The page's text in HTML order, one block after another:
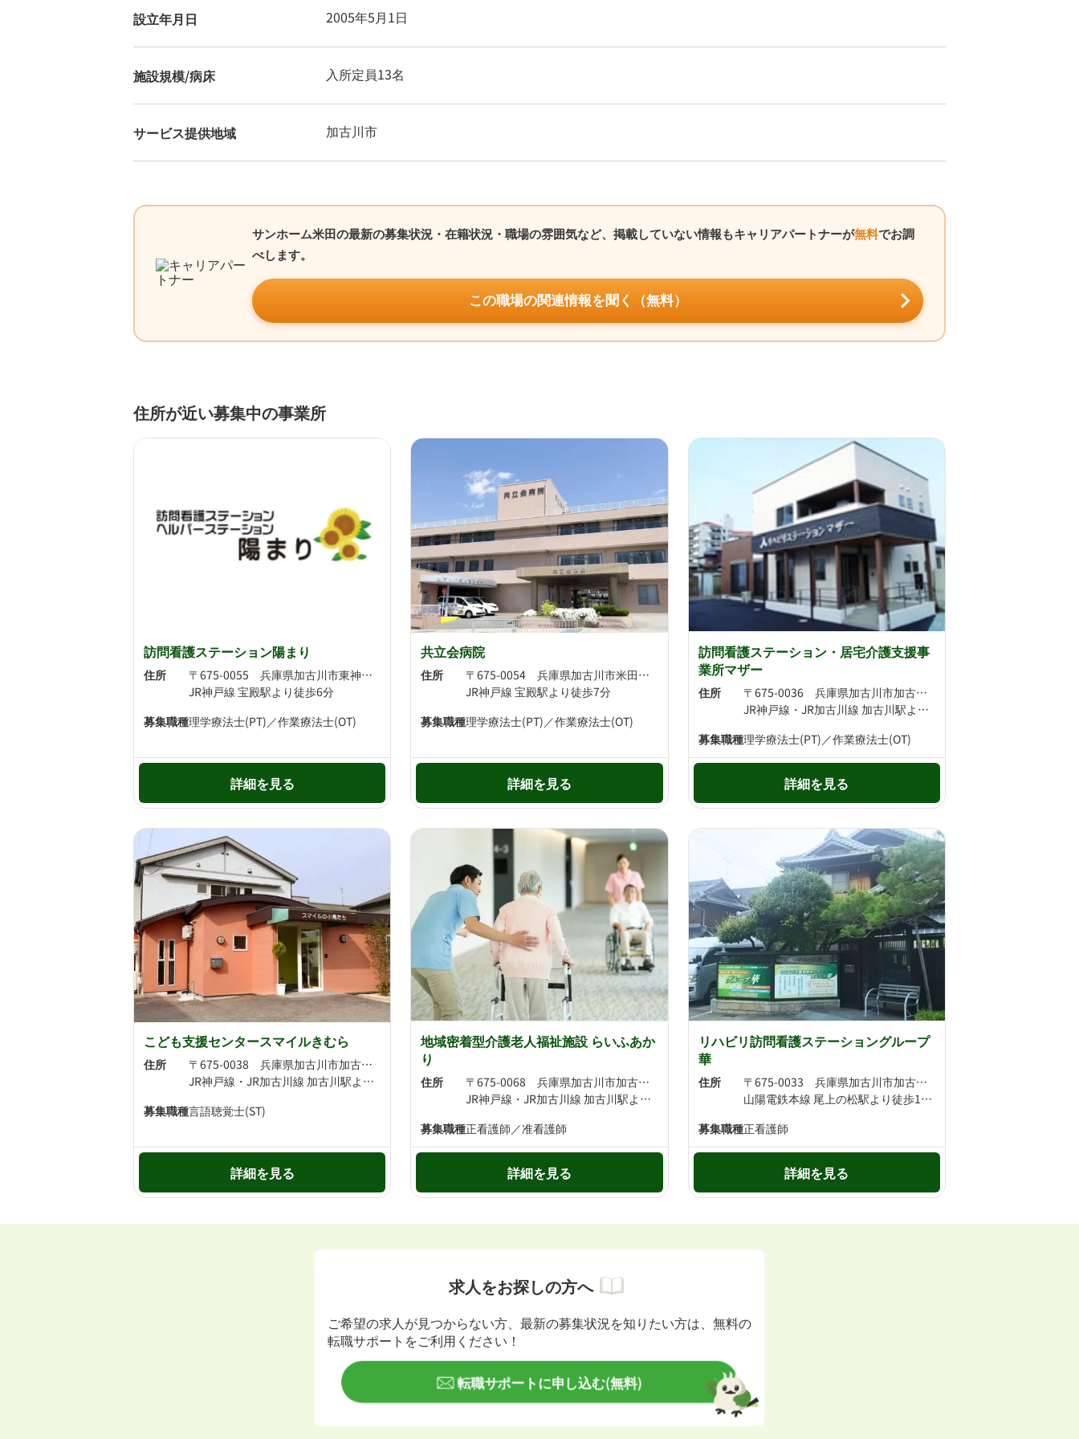
設立年月日 2005年5月1日
施設規模/病床 入所定員13名
サービス提供地域 加古川市
サンホーム米田の最新の募集状況・在籍状況・職場の雰囲気など、掲載していない情報もキャリアパートナーが無料でお調
べします。
この職場の関連情報を聞く（無料）
住所が近い募集中の事業所
訪問看護ステーション陽まり
住所
〒675-0055 兵庫県加古川市東神吉町西井ノ口623-4
JR神戸線 宝殿駅より徒歩6分
募集職種理学療法士(PT)／作業療法士(OT)
詳細を見る
共立会病院
住所
〒675-0054 兵庫県加古川市米田町平津596
JR神戸線 宝殿駅より徒歩7分
募集職種理学療法士(PT)／作業療法士(OT)
詳細を見る
訪問看護ステーション・居宅介護支援事
業所マザー
住所
〒675-0036 兵庫県加古川市加古川町西河原138-1
JR神戸線・JR加古川線 加古川駅より徒歩21分 JR神戸線 宝殿駅より徒歩24分
募集職種理学療法士(PT)／作業療法士(OT)
詳細を見る
こども支援センタースマイルきむら
住所
〒675-0038 兵庫県加古川市加古川町木村708
JR神戸線・JR加古川線 加古川駅より徒歩21分 山陽電鉄本線 尾上の松駅より徒歩24分
募集職種言語聴覚士(ST)
詳細を見る
地域密着型介護老人福祉施設 らいふあか
り
住所
〒675-0068 兵庫県加古川市加古川町中津557-1
JR神戸線・JR加古川線 加古川駅より徒歩11分 JR加古川線 日岡駅より徒歩16分
募集職種正看護師／准看護師
詳細を見る
リハビリ訪問看護ステーショングループ
華
住所
〒675-0033 兵庫県加古川市加古川町南備後51-7
山陽電鉄本線 尾上の松駅より徒歩11分 山陽電鉄本線 高砂駅より徒歩23分
募集職種正看護師
詳細を見る
求人をお探しの方へ
ご希望の求人が見つからない方、最新の募集状況を知りたい方は、無料の
転職サポートをご利用ください！
転職サポートに申し込む(無料)